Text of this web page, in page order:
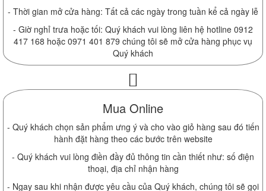
- Thời gian mở cửa hàng: Tất cả các ngày trong tuần kể cả ngày lễ
- Giờ nghỉ trưa hoặc tối: Quý khách vui lòng liên hệ hotline 0912
417 168 hoặc 0971 401 879 chúng tôi sẽ mở cửa hàng phục vụ
Quý khách
Mua Online
- Quý khách chọn sản phẩm ưng ý và cho vào giỏ hàng sau đó tiến
hành đặt hàng theo các bước trên website
- Quý khách vui lòng điền đầy đủ thông tin cần thiết như: số điện
thoại, địa chỉ nhận hàng
- Ngay sau khi nhận được yêu cầu của Quý khách, chúng tôi sẽ gọi